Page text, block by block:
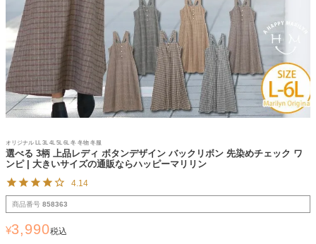
オリジナル LL 3L 4L 5L 6L 冬 冬物 冬服
選べる 3柄 上品レディ ボタンデザイン バックリボン 先染めチェック ワ
ンピ | 大きいサイズの通販ならハッピーマリリン
4.14
商品番号 858363
¥3,990税込